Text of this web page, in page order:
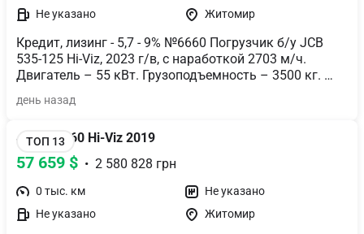
Не указано
Житомир
Кредит, лизинг - 5,7 - 9% №6660 Погрузчик б/у JCB
535-125 Hi-Viz, 2023 г/в, с наработкой 2703 м/ч.
Двигатель – 55 кВт. Грузоподъемность – 3500 кг.
Кондиционер. Защита лобового стекла и крыши
рабочее освещение спереди. Камера заднего вида.
день назад
ТОП 13
JCB 525-60 Hi-Viz 2019
57 659 $
  •  2 580 828 грн
0 тыс. км
Не указано
Не указано
Житомир